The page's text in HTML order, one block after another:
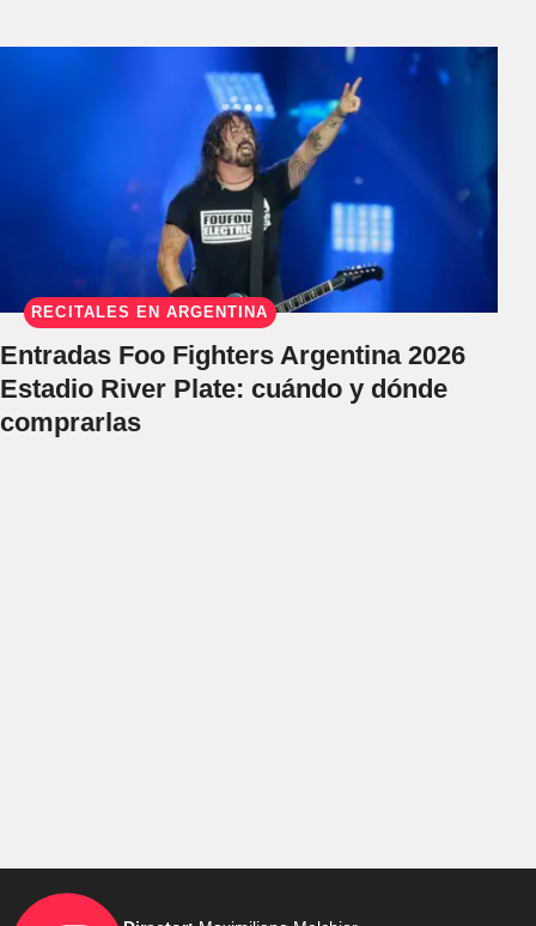
RECITALES EN ARGENTINA
Entradas Foo Fighters Argentina 2026
Estadio River Plate: cuándo y dónde
comprarlas